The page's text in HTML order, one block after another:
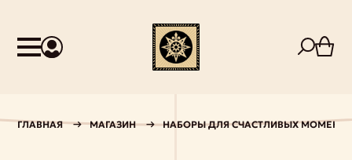
ГЛАВНАЯ МАГАЗИН НАБОРЫ ДЛЯ СЧАСТЛИВЫХ